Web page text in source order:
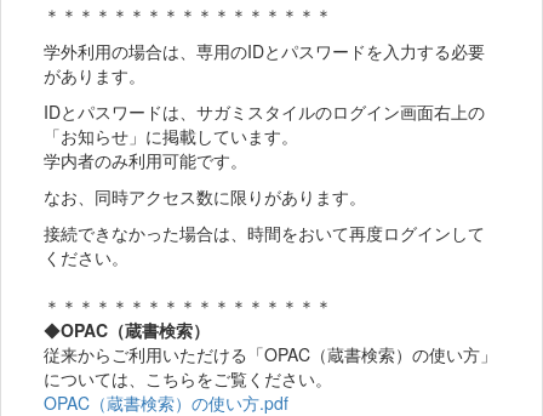
＊＊＊＊＊＊＊＊＊＊＊＊＊＊＊＊＊
学外利用の場合は、専用のIDとパスワードを入力する必要
があります。
IDとパスワードは、サガミスタイルのログイン画面右上の
「お知らせ」に掲載しています。
学内者のみ利用可能です。
なお、同時アクセス数に限りがあります。
接続できなかった場合は、時間をおいて再度ログインして
ください。
＊＊＊＊＊＊＊＊＊＊＊＊＊＊＊＊＊
◆OPAC（蔵書検索）
従来からご利用いただける「OPAC（蔵書検索）の使い方」
については、こちらをご覧ください。
OPAC（蔵書検索）の使い方.pdf